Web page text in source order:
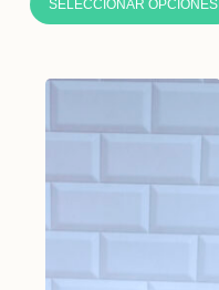
SELECCIONAR OPCIONES